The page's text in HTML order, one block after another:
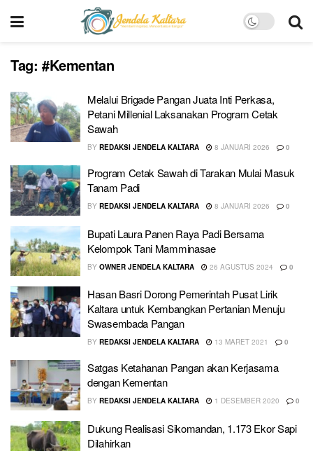
Tag: #Kementan
Melalui Brigade Pangan Juata Inti Perkasa,
Petani Millenial Laksanakan Program Cetak
Sawah
BY REDAKSI JENDELA KALTARA 8 JANUARI 2026 0
Program Cetak Sawah di Tarakan Mulai Masuk
Tanam Padi
BY REDAKSI JENDELA KALTARA 8 JANUARI 2026 0
Bupati Laura Panen Raya Padi Bersama
Kelompok Tani Mamminasae
BY OWNER JENDELA KALTARA 26 AGUSTUS 2024 0
Hasan Basri Dorong Pemerintah Pusat Lirik
Kaltara untuk Kembangkan Pertanian Menuju
Swasembada Pangan
BY REDAKSI JENDELA KALTARA 13 MARET 2021 0
Satgas Ketahanan Pangan akan Kerjasama
dengan Kementan
BY REDAKSI JENDELA KALTARA 1 DESEMBER 2020 0
Dukung Realisasi Sikomandan, 1.173 Ekor Sapi
Dilahirkan